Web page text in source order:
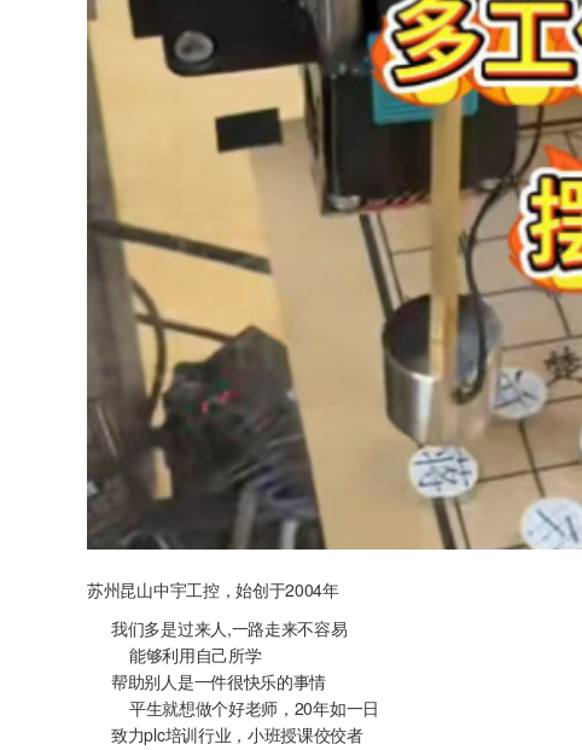
苏州昆山中宇工控，始创于2004年
我们多是过来人,一路走来不容易
能够利用自己所学
帮助别人是一件很快乐的事情
平生就想做个好老师，20年如一日
致力plc培训行业，小班授课佼佼者